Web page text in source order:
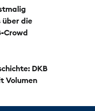
über die
Crowd
DKB
Volumen